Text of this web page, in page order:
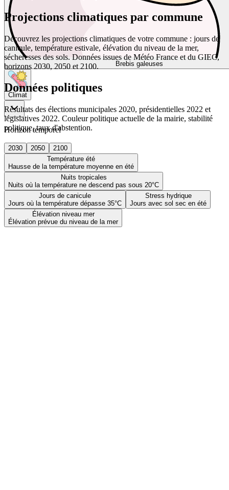
Brebis galeuses
Climat
Horizon temporel
2030 2050
2100
Température été
Hausse de la température moyenne en été
Nuits tropicales
Nuits où la température ne descend pas sous 20°C
Jours de canicule
Jours où la température dépasse 35°C
Stress hydrique
Jours avec sol sec en été
Élévation niveau mer
Élévation prévue du niveau de la mer
Projections climatiques par commune
Découvrez les projections climatiques de votre commune : jours de
canicule, température estivale, élévation du niveau de la mer,
sécheresses des sols. Données issues de Météo France et du GIEC,
horizons 2030, 2050 et 2100.
Données politiques
Résultats des élections municipales 2020, présidentielles 2022 et
législatives 2022. Couleur politique actuelle de la mairie, stabilité
politique, taux d'abstention.